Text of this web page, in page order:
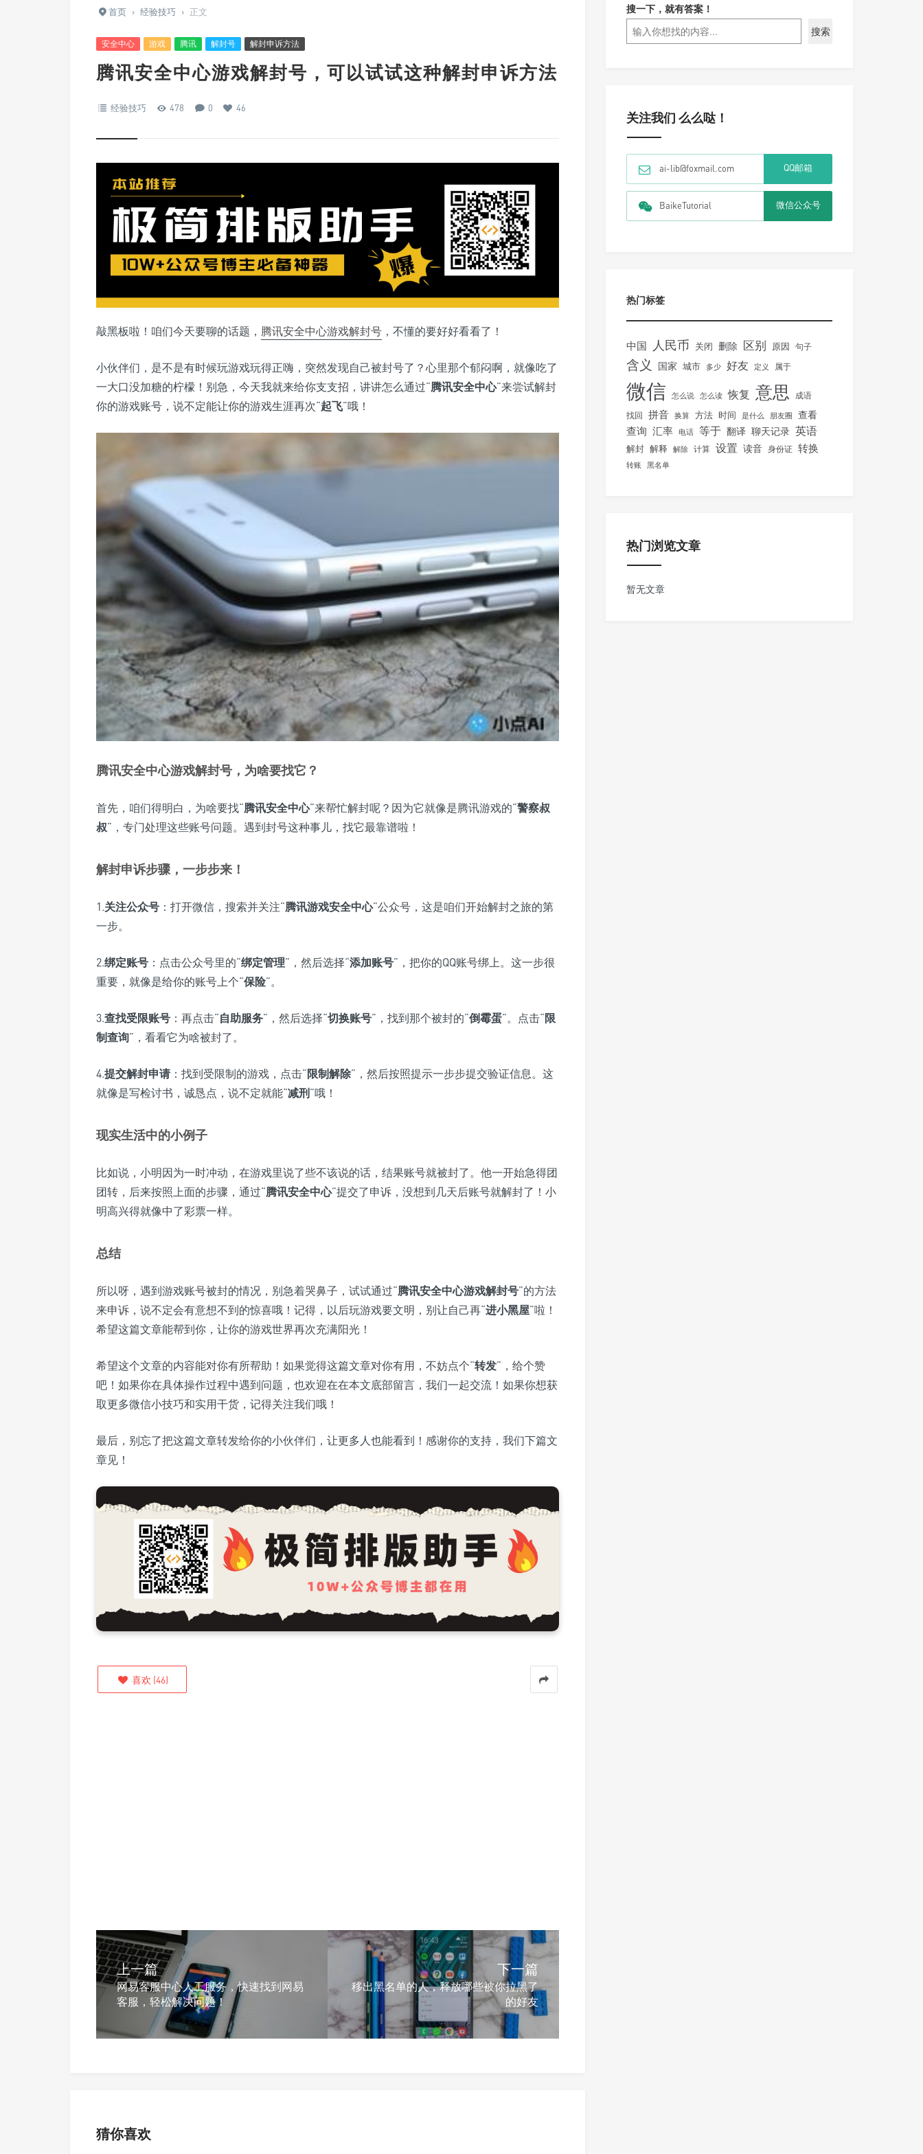
首页 › 经验技巧 › 正文
安全中心 游戏 腾讯 解封号 解封申诉方法
腾讯安全中心游戏解封号，可以试试这种解封申诉方法
经验技巧 478 0 46
敲黑板啦！咱们今天要聊的话题， 腾讯安全中心游戏解封号 ，不懂的要好好看看了！
小伙伴们，是不是有时候玩游戏玩得正嗨，突然发现自己被封号了？心里那个郁闷啊，就像吃了
一大口没加糖的柠檬！别急，今天我就来给你支支招，讲讲怎么通过“腾讯安全中心”来尝试解封
你的游戏账号，说不定能让你的游戏生涯再次“起飞”哦！
腾讯安全中心游戏解封号，为啥要找它？
首先，咱们得明白，为啥要找“腾讯安全中心”来帮忙解封呢？因为它就像是腾讯游戏的“警察叔
叔”，专门处理这些账号问题。遇到封号这种事儿，找它最靠谱啦！
解封申诉步骤，一步步来！
1.关注公众号 ：打开微信，搜索并关注“腾讯游戏安全中心”公众号，这是咱们开始解封之旅的第
一步。
2.绑定账号 ：点击公众号里的“绑定管理”，然后选择“添加账号”，把你的QQ账号绑上。这一步很
重要，就像是给你的账号上个“保险”。
3.查找受限账号 ：再点击“自助服务”，然后选择“切换账号”，找到那个被封的“倒霉蛋”。点击“限
制查询”，看看它为啥被封了。
4.提交解封申请：找到受限制的游戏，点击“限制解除”，然后按照提示一步步提交验证信息。这
就像是写检讨书，诚恳点，说不定就能“减刑”哦！
现实生活中的小例子
比如说，小明因为一时冲动，在游戏里说了些不该说的话，结果账号就被封了。他一开始急得团
团转，后来按照上面的步骤，通过“腾讯安全中心”提交了申诉，没想到几天后账号就解封了！小
明高兴得就像中了彩票一样。
总结
所以呀，遇到游戏账号被封的情况，别急着哭鼻子，试试通过“腾讯安全中心游戏解封号”的方法
来申诉，说不定会有意想不到的惊喜哦！记得，以后玩游戏要文明，别让自己再“进小黑屋”啦！
希望这篇文章能帮到你，让你的游戏世界再次充满阳光！
希望这个文章的内容能对你有所帮助！如果觉得这篇文章对你有用，不妨点个“转发”，给个赞
吧！如果你在具体操作过程中遇到问题，也欢迎在在本文底部留言，我们一起交流！如果你想获
取更多微信小技巧和实用干货，记得关注我们哦！
最后，别忘了把这篇文章转发给你的小伙伴们，让更多人也能看到！感谢你的支持，我们下篇文
章见！
喜欢 (46)
上一篇
网易客服中心人工服务，快速找到网易
客服，轻松解决问题！
下一篇
移出黑名单的人，释放哪些被你拉黑了
的好友
猜你喜欢
搜一下，就有答案！
搜索
关注我们 么么哒！
ai-lib@foxmail.com QQ邮箱
BaikeTutorial 微信公众号
热门标签
中国 人民币 关闭 删除 区别 原因 句子
含义 国家 城市 多少 好友 定义 属于
微信 怎么说 怎么读 恢复 意思 成语
找回 拼音 换算 方法 时间 是什么 朋友圈 查看
查询 汇率 电话 等于 翻译 聊天记录 英语
解封 解释 解除 计算 设置 读音 身份证 转换
转账 黑名单
热门浏览文章
暂无文章